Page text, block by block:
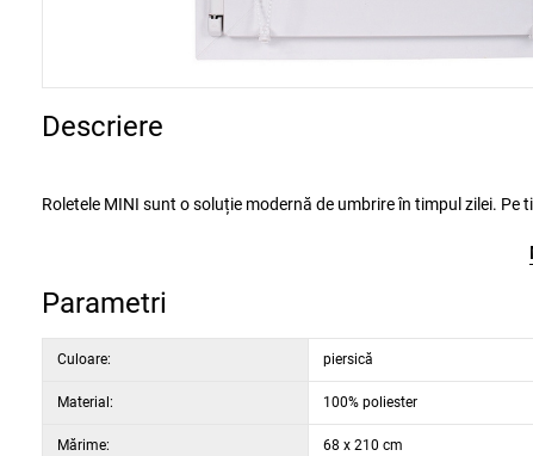
Descriere
Roletele MINI sunt o soluție modernă de umbrire în timpul zilei. Pe timp de noapte asigură un nivel ideal de intimitate. Roletele sunt disponibile în
Montarea roletei RAINBOW este foarte simplă, fără a fi necesară găurirea ramei ferestrei. Pur și simplu atârnă pe cerceveaua ferestrei.
Mecanismul de comandă are și găuri pentru posibilitatea montării pe perete sau tavan. Mecanismul de acționare cu lanț se plasează după
Parametri
Culoare: piersică
Material: 100% poliester
Mărime: 68 x 210 cm